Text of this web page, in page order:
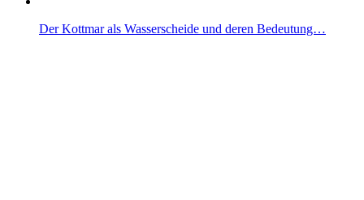
Der Kottmar als Wasserscheide und deren Bedeutung…